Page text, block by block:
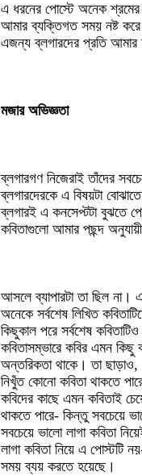
এ ধরনের পোস্টে অনেক
আমার ব্যক্তিগত সময় নষ্ট
এজন্য ব্লগারদের প্রতি
মজার অভিজ্ঞতা
ব্লগারগণ নিজেরাই তাঁদের
ব্লগারদেরকে এ বিষয়টা
ব্লগারই এ কনসেপ্টটা বুঝতে
কবিতাগুলো আমার পছন্দ
আসলে ব্যাপারটা তা ছিল না।
অনেকে সর্বশেষ লিখিত
কিছুকাল পরে সর্বশেষ
কবিতাসম্ভারে কবির এমন কিছু
অন্তরিকতা থাকে। তা ছাড়াও,
নিখুঁত কোনো কবিতা থাকতে
কবিদের কাছে এমন কবিতাই
থাকতে পারে- কিন্তু সবচেয়ে
সবচেয়ে ভালো লাগা কবিতা
লাগা কবিতা নিয়ে এ পোস্টটি
সময় ব্যয় করতে হয়েছে।